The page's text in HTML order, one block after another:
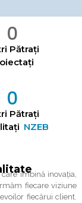
Pătrați
0
Pătrați
NZEB
0
îmbină inovația,
fiecare viziune
fiecărui client.